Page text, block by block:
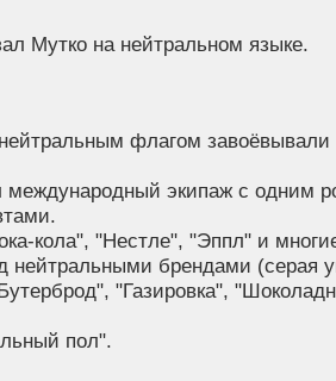
Мутко на нейтральном языке.
флагом завоёвывали
экипаж с одним
кола", "Нестле", "Эппл" и
нейтральными брендами (серая
"Газировка",
пол".